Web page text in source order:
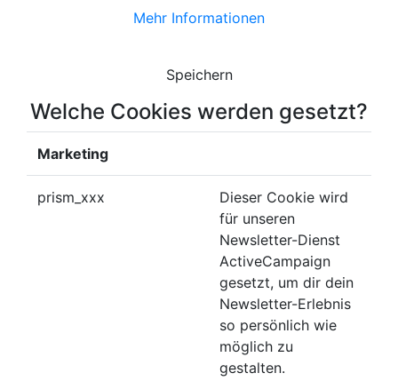
Mehr Informationen
Speichern
Welche Cookies werden gesetzt?
Marketing
prism_xxx
Dieser Cookie wird
für unseren
Newsletter-Dienst
ActiveCampaign
gesetzt, um dir dein
Newsletter-Erlebnis
so persönlich wie
möglich zu
gestalten.